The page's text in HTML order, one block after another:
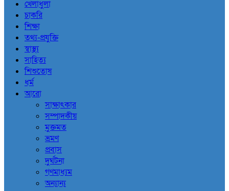
খেলাধুলা
চাকরি
শিক্ষা
তথ্য-প্রযুক্তি
স্বাস্থ্য
সাহিত্য
শিশুতোষ
ধর্ম
আরো
সাক্ষাৎকার
সম্পাদকীয়
মুক্তমত
ভ্রমণ
প্রবাস
দুর্ঘটনা
গণমাধ্যম
অন্যান্য